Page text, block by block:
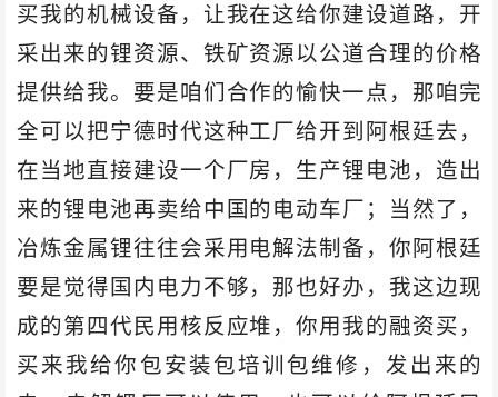
买我的机械设备，让我在这给你建设道路，开
采出来的锂资源、铁矿资源以公道合理的价格
提供给我。要是咱们合作的愉快一点，那咱完
全可以把宁德时代这种工厂给开到阿根廷去，
在当地直接建设一个厂房，生产锂电池，造出
来的锂电池再卖给中国的电动车厂；当然了，
冶炼金属锂往往会采用电解法制备，你阿根廷
要是觉得国内电力不够，那也好办，我这边现
成的第四代民用核反应堆，你用我的融资买，
买来我给你包安装包培训包维修，发出来的